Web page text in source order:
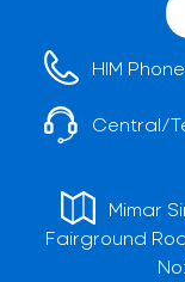
HIM
Central/
Mimar
Fairground